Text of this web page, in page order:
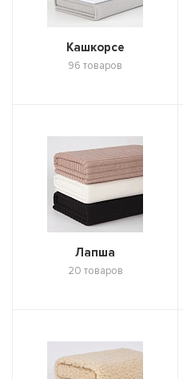
Кашкорсе
96 товаров
Лапша
20 товаров